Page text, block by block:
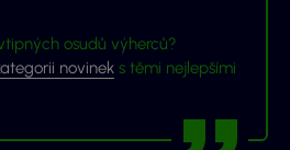
osudů výherců?
novinek s těmi nejlepšími